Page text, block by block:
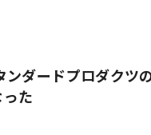
ダードプロダクツ
た